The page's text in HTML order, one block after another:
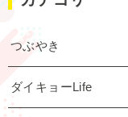
つぶやき
ダイキョーLife